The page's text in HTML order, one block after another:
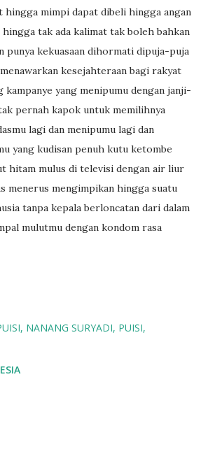
mimpi dapat dibeli hingga angan
tak ada kalimat tak boleh bahkan
punya kekuasaan dihormati dipuja-puja
kesejahteraan bagi rakyat
kampanye yang menipumu dengan janji-
pernah kapok untuk memilihnya
lagi dan menipumu lagi dan
yang kudisan penuh kutu ketombe
hitam mulus di televisi dengan air liur
menerus mengimpikan hingga suatu
tanpa kepala berloncatan dari dalam
mulutmu dengan kondom rasa
NANANG SURYADI PUISI